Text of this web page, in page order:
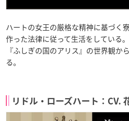
ハートの女王の厳格な精神に基づく
作った法律に従って生活をしている。
『ふしぎの国のアリス』の世界観か
る。
リドル・ローズハート：CV.